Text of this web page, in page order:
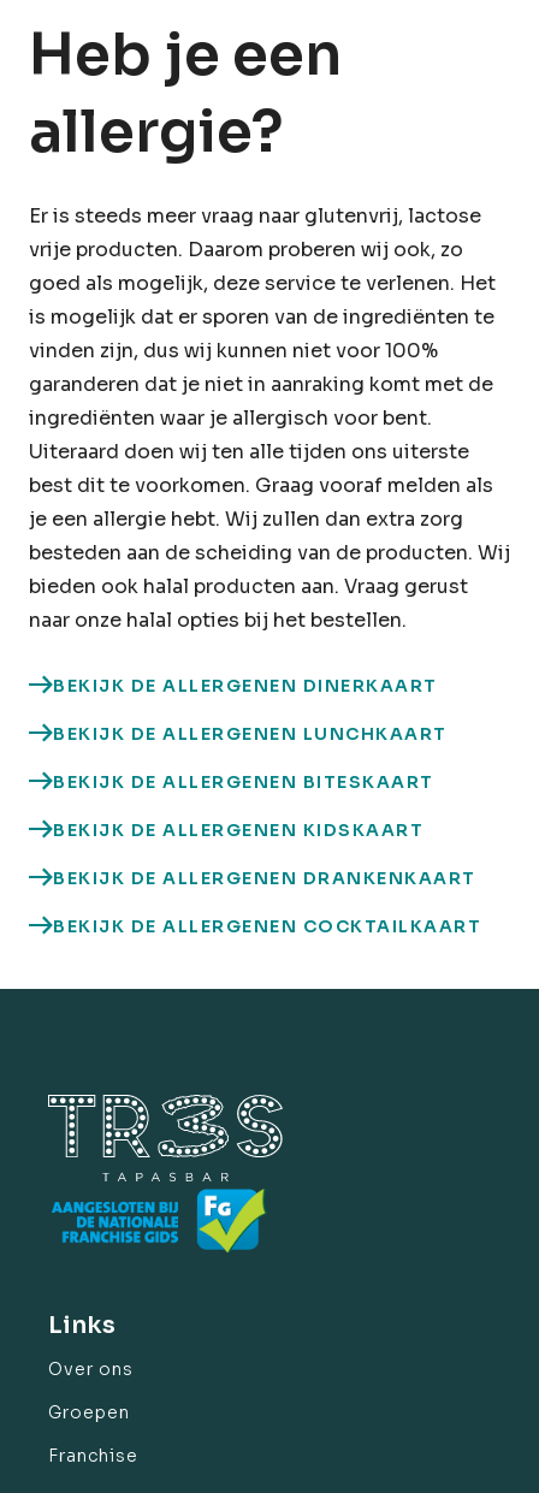
Heb je een
allergie?
Er is steeds meer vraag naar glutenvrij, lactose
vrije producten. Daarom proberen wij ook, zo
goed als mogelijk, deze service te verlenen. Het
is mogelijk dat er sporen van de ingrediënten te
vinden zijn, dus wij kunnen niet voor 100%
garanderen dat je niet in aanraking komt met de
ingrediënten waar je allergisch voor bent.
Uiteraard doen wij ten alle tijden ons uiterste
best dit te voorkomen. Graag vooraf melden als
je een allergie hebt. Wij zullen dan extra zorg
besteden aan de scheiding van de producten. Wij
bieden ook halal producten aan. Vraag gerust
naar onze halal opties bij het bestellen.
BEKIJK DE ALLERGENEN DINERKAART
BEKIJK DE ALLERGENEN LUNCHKAART
BEKIJK DE ALLERGENEN BITESKAART
BEKIJK DE ALLERGENEN KIDSKAART
BEKIJK DE ALLERGENEN DRANKENKAART
BEKIJK DE ALLERGENEN COCKTAILKAART
Links
Over ons
Groepen
Franchise